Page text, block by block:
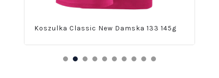
Koszulka Classic New Damska 133 145g